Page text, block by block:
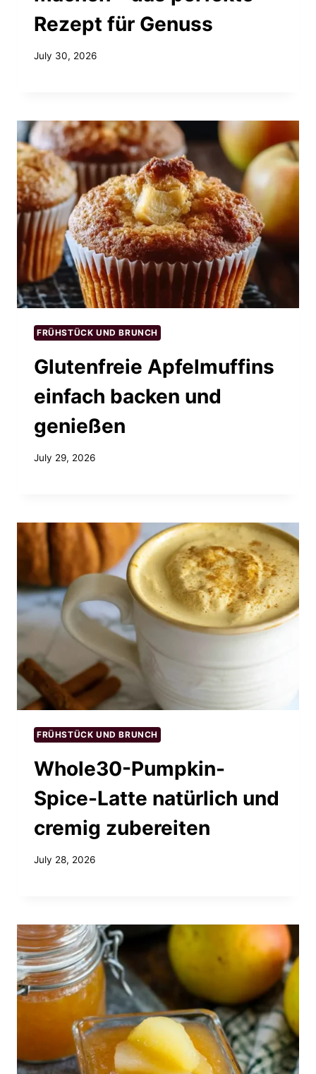
Rezept für Genuss
July 30, 2026
FRÜHSTÜCK UND BRUNCH
Glutenfreie Apfelmuffins
einfach backen und
genießen
July 29, 2026
FRÜHSTÜCK UND BRUNCH
Whole30-Pumpkin-
Spice-Latte natürlich und
cremig zubereiten
July 28, 2026